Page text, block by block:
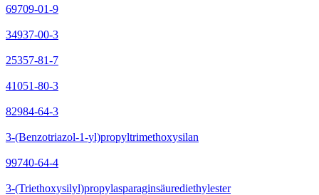
69709-01-9
34937-00-3
25357-81-7
41051-80-3
82984-64-3
3-(Benzotriazol-1-yl)propyltrimethoxysilan
99740-64-4
3-(Triethoxysilyl)propylasparaginsäurediethylester